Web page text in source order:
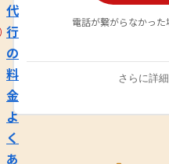
代
行
の
料
金
よ
く
あ
電話が繋がらなかった
さらに詳